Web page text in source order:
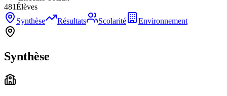
481Élèves
Synthèse
Résultats Scolarité Environnement
Synthèse